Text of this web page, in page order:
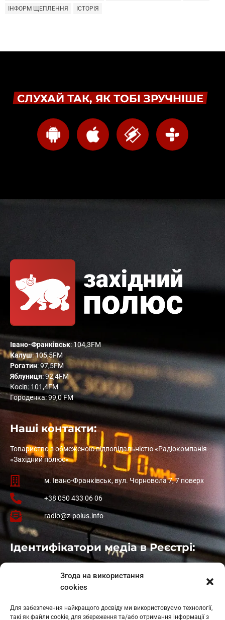
Згода на використання
cookies
Для забезпечення найкращого досвіду ми використовуємо технології,
такі як файли cookie, для збереження та/або отримання інформації з
ІНФОРМ ЩЕПЛЕННЯ
ІСТОРІЯ
СЛУХАЙ ТАК, ЯК ТОБІ ЗРУЧНІШЕ
Івано-Франківськ: 104,3FM
Калуш: 105,5FM
Рогатин: 97,5FM
Яблуниця: 92,4FM
Косів: 101,4FM
Городенка: 99,0 FM
Наші контакти:
Товариство з обмеженою відповідальністю «Радіокомпанія
«Західний полюс»
м. Івано-Франківськ, вул. Чорновола 7, 7 поверх
+38 050 433 06 06
radio@z-polus.info
Ідентифікатори медіа в Реєстрі:
: L11-01410
: L11-01801
Косів: L11-01805